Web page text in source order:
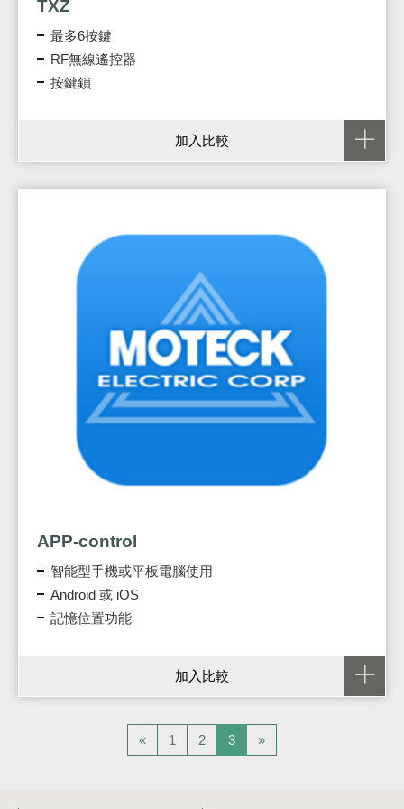
TXZ
最多6按鍵
RF無線遙控器
按鍵鎖
加入比較
APP-control
智能型手機或平板電腦使用
Android 或 iOS
記憶位置功能
加入比較
« 1 2 3 »